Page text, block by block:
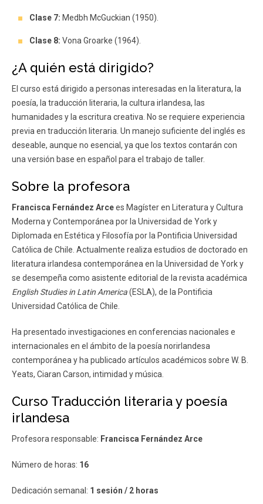
Clase 7: Medbh McGuckian (1950).
Clase 8: Vona Groarke (1964).
¿A quién está dirigido?
El curso está dirigido a personas interesadas en la literatura, la
poesía, la traducción literaria, la cultura irlandesa, las
humanidades y la escritura creativa. No se requiere experiencia
previa en traducción literaria. Un manejo suficiente del inglés es
deseable, aunque no esencial, ya que los textos contarán con
una versión base en español para el trabajo de taller.
Sobre la profesora
Francisca Fernández Arcees Magíster en Literatura y Cultura
Moderna y Contemporánea por la Universidad de York y
Diplomada en Estética y Filosofía por la Pontificia Universidad
Católica de Chile. Actualmente realiza estudios de doctorado en
literatura irlandesa contemporánea en la Universidad de York y
se desempeña como asistente editorial de la revista académica
English Studies in Latin America(ESLA), de la Pontificia
Universidad Católica de Chile.
Ha presentado investigaciones en conferencias nacionales e
internacionales en el ámbito de la poesía norirlandesa
contemporánea y ha publicado artículos académicos sobre W. B.
Yeats, Ciaran Carson, intimidad y música.
Curso Traducción literaria y poesía
irlandesa
Profesora responsable: Francisca Fernández Arce
Número de horas: 16
Dedicación semanal: 1 sesión / 2 horas